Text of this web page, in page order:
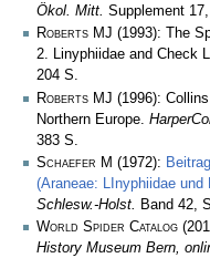
Ökol. Mitt. Supplement
Roberts MJ (1993): The
2. Linyphiidae and Check
204 S.
Roberts MJ (1996):
Northern Europe.
383 S.
Schaefer M (1972):
(Araneae: LInyphiidae und
Schlesw.-Holst. Band 42,
World Spider Catalog
History Museum Bern,